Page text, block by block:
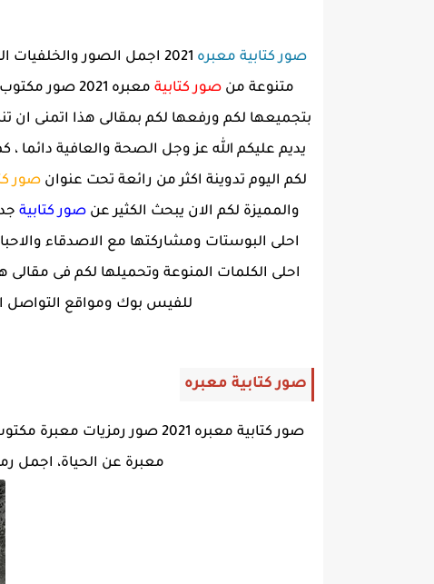
صور كتابية معبره
2021 اجمل الصور
متنوعة من صور كتابية
معبره 2021
بتجميعها لكم ورفعها لكم بمقالى هذا اتمنى ان
يديم عليكم الله عز وجل الصحة والعافية دائما
لكم اليوم تدوينة اكثر من رائعة تحت عنوانصور
والمميزة لكم الان يبحث الكثير عنصور كتابية
احلى البوستات ومشاركتها مع الاصدقاء
احلى الكلمات المنوعة وتحميلها لكم فى
للفيس بوك ومواقع التواصل
صور كتابية معبره
معبرة عن الحياة، اجمل